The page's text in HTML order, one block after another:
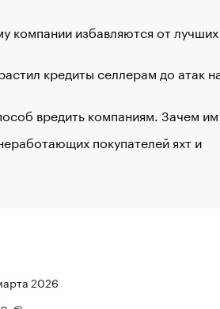
компании избавляются от лучших
кредиты селлерам до атак
вредить компаниям. Зачем
покупателей яхт и
2026